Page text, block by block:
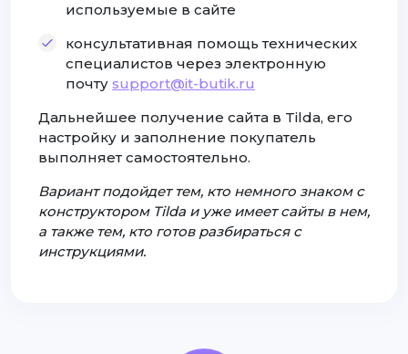
используемые в сайте
консультативная помощь технических
специалистов через электронную
почту support@it-butik.ru
Дальнейшее получение сайта в Tilda, его
настройку и заполнение покупатель
выполняет самостоятельно.
Вариант подойдет тем, кто немного знаком с
конструктором Tilda и уже имеет сайты в нем,
а также тем, кто готов разбираться с
инструкциями.